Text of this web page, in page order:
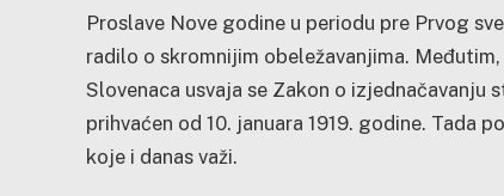
Proslave Nove godine u periodu pre Prvog
radilo o skromnijim obeležavanjima.
Slovenaca usvaja se Zakon o
prihvaćen od 10. januara 1919. godine. Tada
koje i danas važi.